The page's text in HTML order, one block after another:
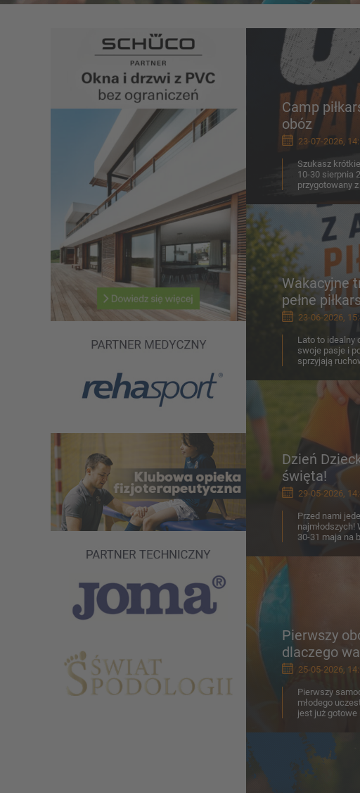
Camp
obóz
23-07-2026,
Szukasz
10-30 sierpnia
przygotowany
Wakacyjne
pełne
23-06-2026,
Lato to idealny
swoje pasje i
sprzyjają
Dzień
święta!
29-05-2026,
Przed nami
najmłodszych!
30-31 maja na
Pierwszy
dlaczego
25-05-2026,
Pierwszy
młodego
jest już gotowe